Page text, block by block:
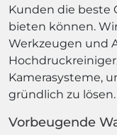
Kunden die beste
bieten können.
Werkzeugen und
Kamerasysteme,
gründlich zu lösen.
Vorbeugende